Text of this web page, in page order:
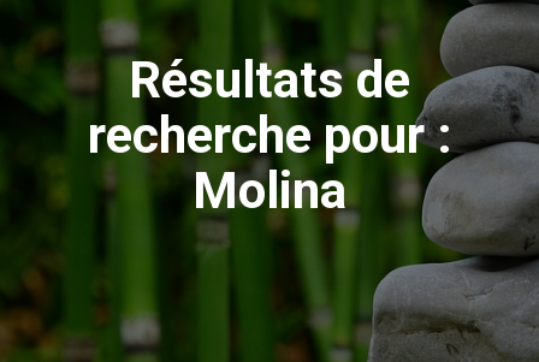
Résultats de
recherche pour :
Molina